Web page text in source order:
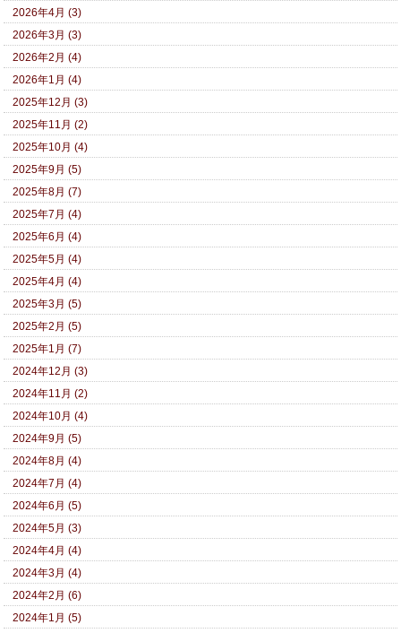
2026年4月 (3)
2026年3月 (3)
2026年2月 (4)
2026年1月 (4)
2025年12月 (3)
2025年11月 (2)
2025年10月 (4)
2025年9月 (5)
2025年8月 (7)
2025年7月 (4)
2025年6月 (4)
2025年5月 (4)
2025年4月 (4)
2025年3月 (5)
2025年2月 (5)
2025年1月 (7)
2024年12月 (3)
2024年11月 (2)
2024年10月 (4)
2024年9月 (5)
2024年8月 (4)
2024年7月 (4)
2024年6月 (5)
2024年5月 (3)
2024年4月 (4)
2024年3月 (4)
2024年2月 (6)
2024年1月 (5)